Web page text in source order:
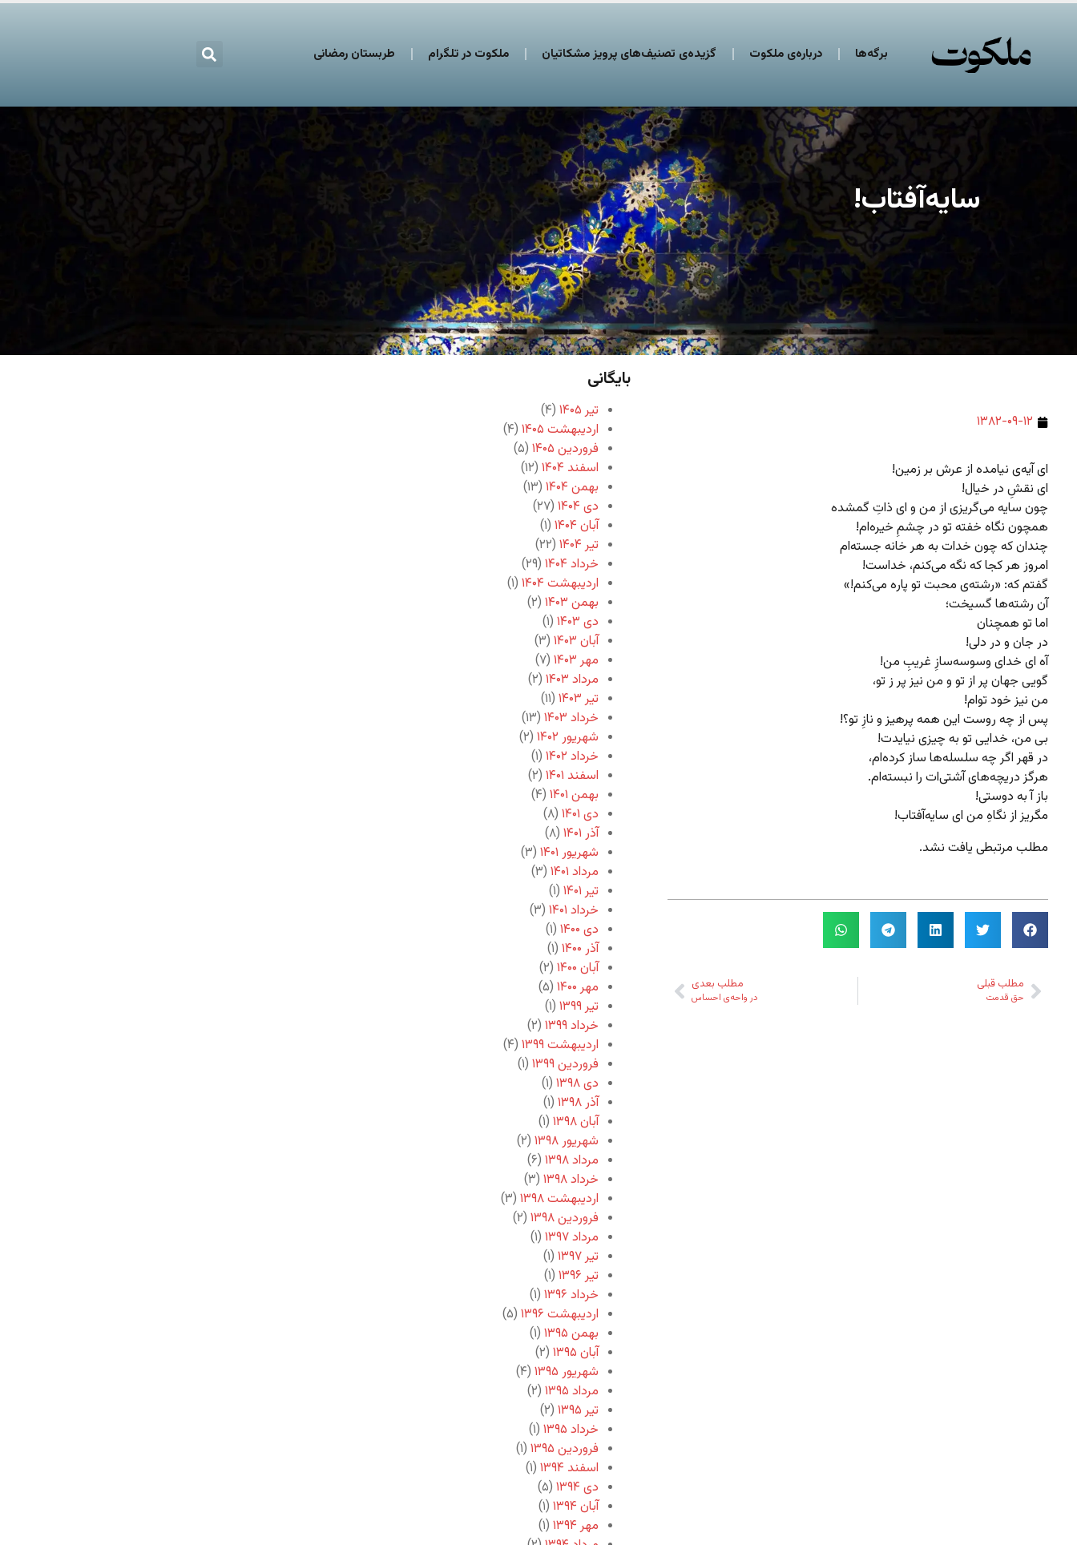
برگه‌ها درباره‌ی ملکوت گزیده‌ی تصنیف‌های پرویز مشکاتیان ملکوت در تلگرام طربستان رمضانی
سایه‌آفتاب!
۱۳۸۲-۰۹-۱۲
ای آیه‌ی نیامده از عرش بر زمین!
ای نقشِ در خیال!
چون سایه می‌گریزی از من و ای ذاتِ گمشده
همچون نگاه خفته تو در چشمِ خیره‌ام!
چندان که چون خدات به هر خانه جسته‌ام
امروز هر کجا که نگه می‌کنم، خداست!
گفتم که: «رشته‌ی محبت تو پاره می‌کنم!»
آن رشته‌ها گسیخت؛
اما تو همچنان
در جان و در دلی!
آه ای خدای وسوسه‌سازِ غریبِ من!
گویی جهان پر از تو و من نیز پر ز تو،
من نیز خود توام!
پس از چه روست این همه پرهیز و نازِ تو؟!
بی من، خدایی تو به چیزی نیایدت!
در قهر اگر چه سلسله‌ها ساز کرده‌ام،
هرگز دریچه‌های آشتی‌ات را نبسته‌ام.
باز آ به دوستی!
مگریز از نگاهِ من ای سایه‌آفتاب!
مطلب مرتبطی یافت نشد.
مطلب قبلی
حق قدمت
مطلب بعدی
در واحه‌ی احساس
بایگانی
تیر ۱۴۰۵
(۴)
اردیبهشت ۱۴۰۵
(۴)
فروردین ۱۴۰۵
(۵)
اسفند ۱۴۰۴
(۱۲)
بهمن ۱۴۰۴
(۱۳)
دی ۱۴۰۴
(۲۷)
آبان ۱۴۰۴
(۱)
تیر ۱۴۰۴
(۲۲)
خرداد ۱۴۰۴
(۲۹)
اردیبهشت ۱۴۰۴
(۱)
بهمن ۱۴۰۳
(۲)
دی ۱۴۰۳
(۱)
آبان ۱۴۰۳
(۳)
مهر ۱۴۰۳
(۷)
مرداد ۱۴۰۳
(۲)
تیر ۱۴۰۳
(۱۱)
خرداد ۱۴۰۳
(۱۳)
شهریور ۱۴۰۲
(۲)
خرداد ۱۴۰۲
(۱)
اسفند ۱۴۰۱
(۲)
بهمن ۱۴۰۱
(۴)
دی ۱۴۰۱
(۸)
آذر ۱۴۰۱
(۸)
شهریور ۱۴۰۱
(۳)
مرداد ۱۴۰۱
(۳)
تیر ۱۴۰۱
(۱)
خرداد ۱۴۰۱
(۳)
دی ۱۴۰۰
(۱)
آذر ۱۴۰۰
(۱)
آبان ۱۴۰۰
(۲)
مهر ۱۴۰۰
(۵)
تیر ۱۳۹۹
(۱)
خرداد ۱۳۹۹
(۲)
اردیبهشت ۱۳۹۹
(۴)
فروردین ۱۳۹۹
(۱)
دی ۱۳۹۸
(۱)
آذر ۱۳۹۸
(۱)
آبان ۱۳۹۸
(۱)
شهریور ۱۳۹۸
(۲)
مرداد ۱۳۹۸
(۶)
خرداد ۱۳۹۸
(۳)
اردیبهشت ۱۳۹۸
(۳)
فروردین ۱۳۹۸
(۲)
مرداد ۱۳۹۷
(۱)
تیر ۱۳۹۷
(۱)
تیر ۱۳۹۶
(۱)
خرداد ۱۳۹۶
(۱)
اردیبهشت ۱۳۹۶
(۵)
بهمن ۱۳۹۵
(۱)
آبان ۱۳۹۵
(۲)
شهریور ۱۳۹۵
(۴)
مرداد ۱۳۹۵
(۲)
تیر ۱۳۹۵
(۲)
خرداد ۱۳۹۵
(۱)
فروردین ۱۳۹۵
(۱)
اسفند ۱۳۹۴
(۱)
دی ۱۳۹۴
(۵)
آبان ۱۳۹۴
(۱)
مهر ۱۳۹۴
(۱)